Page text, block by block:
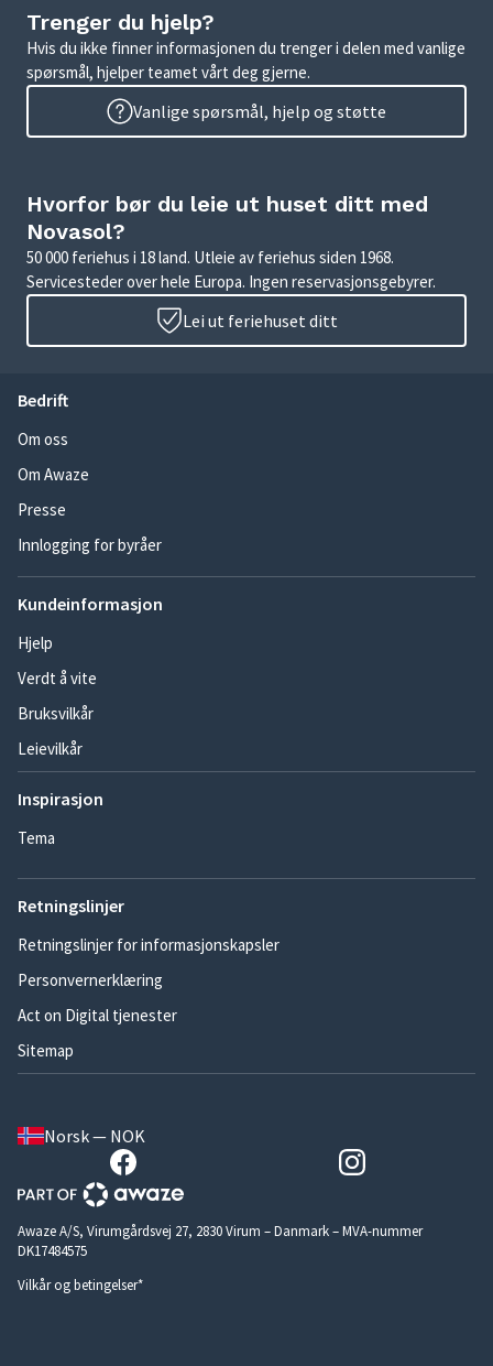
Trenger du hjelp?
Hvis du ikke finner informasjonen du trenger i delen med vanlige
spørsmål, hjelper teamet vårt deg gjerne.
Vanlige spørsmål, hjelp og støtte
Hvorfor bør du leie ut huset ditt med
Novasol?
50 000 feriehus i 18 land. Utleie av feriehus siden 1968.
Servicesteder over hele Europa. Ingen reservasjonsgebyrer.
Lei ut feriehuset ditt
Bedrift
Om oss
Om Awaze
Presse
Innlogging for byråer
Kundeinformasjon
Hjelp
Verdt å vite
Bruksvilkår
Leievilkår
Inspirasjon
Tema
Retningslinjer
Retningslinjer for informasjonskapsler
Personvernerklæring
Act on Digital tjenester
Sitemap
Norsk — NOK
Awaze A/S, Virumgårdsvej 27, 2830 Virum – Danmark – MVA-nummer
DK17484575
Vilkår og betingelser*